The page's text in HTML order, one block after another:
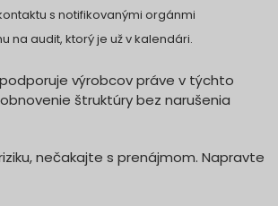
s notifikovanými orgánmi
na audit, ktorý je už v kalendári.
výrobcov práve v týchto
štruktúry bez narušenia
nečakajte s prenájmom. Napravte